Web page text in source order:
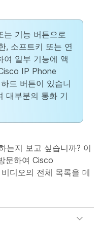
는 기능 버튼으로
, 소프트키 또는 연
여 일부 기능에 액
IP Phone
드 버튼이 있습니
대부분의 통화 기
는지 보고 싶습니까? 이
문하여 Cisco
디오의 전체 목록을 데